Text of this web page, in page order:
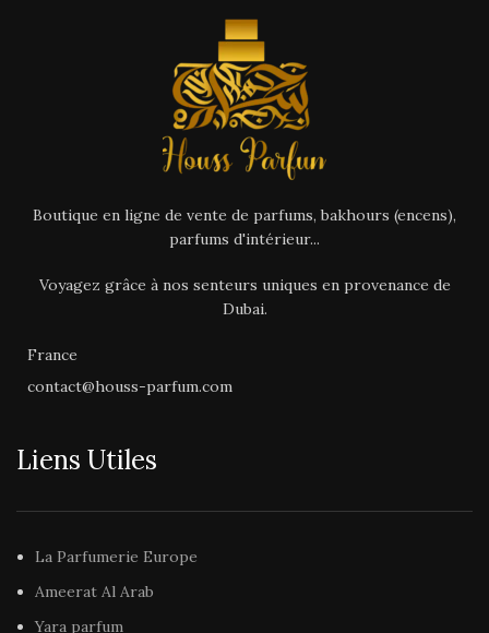
Boutique en ligne de vente de parfums, bakhours (encens),
parfums d'intérieur...
Voyagez grâce à nos senteurs uniques en provenance de
Dubai.
France
contact@houss-parfum.com
Liens Utiles
La Parfumerie Europe
Ameerat Al Arab
Yara parfum